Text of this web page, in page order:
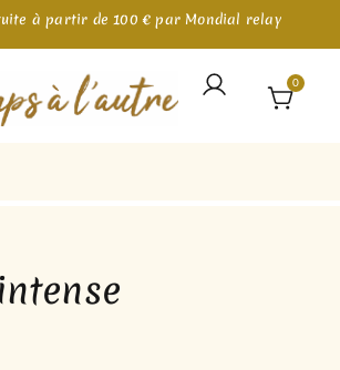
à partir de 100 € par Mondial relay
0